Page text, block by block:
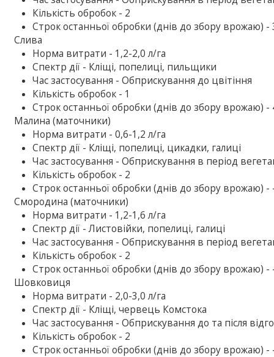
Кількість обробок - 2
Строк останньої обробки (днів до збору врожаю) -
Слива
Норма витрати - 1,2-2,0 л/га
Спектр дії - Кліщі, попелиці, пильщики
Час застосування - Обприскування до цвітіння
Кількість обробок - 1
Строк останньої обробки (днів до збору врожаю) -
Малина (маточники)
Норма витрати - 0,6-1,2 л/га
Спектр дії - Кліщі, попелиці, цикадки, галиці
Час застосування - Обприскування в період
Кількість обробок - 2
Строк останньої обробки (днів до збору врожаю) -
Смородина (маточники)
Норма витрати - 1,2-1,6 л/га
Спектр дії - Листовійки, попелиці, галиці
Час застосування - Обприскування в період
Кількість обробок - 2
Строк останньої обробки (днів до збору врожаю) -
Шовковиця
Норма витрати - 2,0-3,0 л/га
Спектр дії - Кліщі, червець Комстока
Час застосування - Обприскування до та після
Кількість обробок - 2
Строк останньої обробки (днів до збору врожаю) -